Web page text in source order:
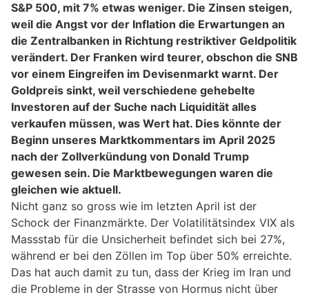
S&P 500, mit 7% etwas weniger. Die Zinsen steigen,
weil die Angst vor der Inflation die Erwartungen an
die Zentralbanken in Richtung restriktiver Geldpolitik
verändert. Der Franken wird teurer, obschon die SNB
vor einem Eingreifen im Devisenmarkt warnt. Der
Goldpreis sinkt, weil verschiedene gehebelte
Investoren auf der Suche nach Liquidität alles
verkaufen müssen, was Wert hat. Dies könnte der
Beginn unseres Marktkommentars im April 2025
nach der Zollverkündung von Donald Trump
gewesen sein. Die Marktbewegungen waren die
gleichen wie aktuell.
Nicht ganz so gross wie im letzten April ist der
Schock der Finanzmärkte. Der Volatilitätsindex VIX als
Massstab für die Unsicherheit befindet sich bei 27%,
während er bei den Zöllen im Top über 50% erreichte.
Das hat auch damit zu tun, dass der Krieg im Iran und
die Probleme in der Strasse von Hormus nicht über